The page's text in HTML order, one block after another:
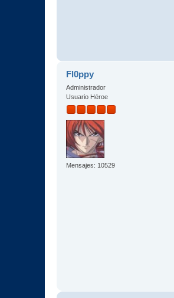
Fl0ppy
Administrador
Usuario Héroe
Mensajes: 10529